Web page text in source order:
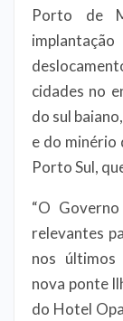
Porto de
cidades no
do sul
e do minério
Porto Sul,
“O
relevantes
nos últimos
nova ponte
do Hotel